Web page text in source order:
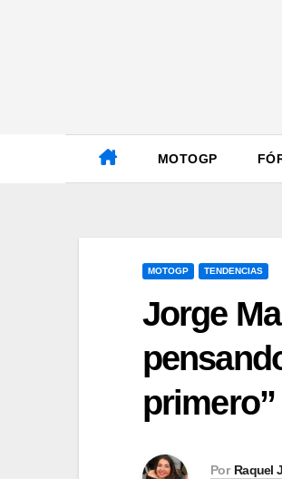
MOTOGP
MOTOGP TENDENCIAS
Jorge
primero”
Por Raquel